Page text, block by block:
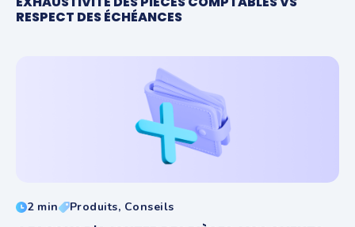
RESPECT DES ÉCHÉANCES
2 min Produits, Conseils